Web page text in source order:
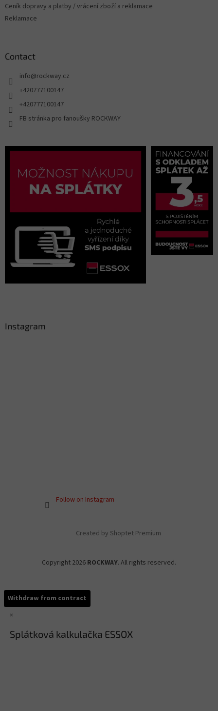
Ceník dopravy a platby / vrácení zboží a reklamace
Reklamace
Contact
info@rockway.cz
+420777100147
+420777100147
FB stránka pro fanoušky ROCKWAY
Instagram
Follow on Instagram
Created by Shoptet Premium
Copyright 2026 ROCKWAY. All rights reserved.
Withdraw from contract
×
Splátková kalkulačka ESSOX